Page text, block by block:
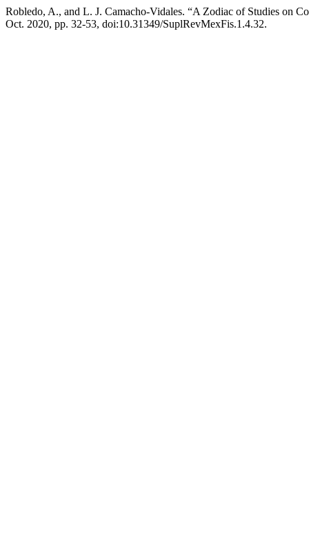
Robledo, A., and L. J. Camacho-Vidales. “A Zodiac of Studies on
Oct. 2020, pp. 32-53, doi:10.31349/SuplRevMexFis.1.4.32.